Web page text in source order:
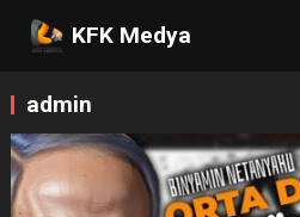
KFK Medya
admin